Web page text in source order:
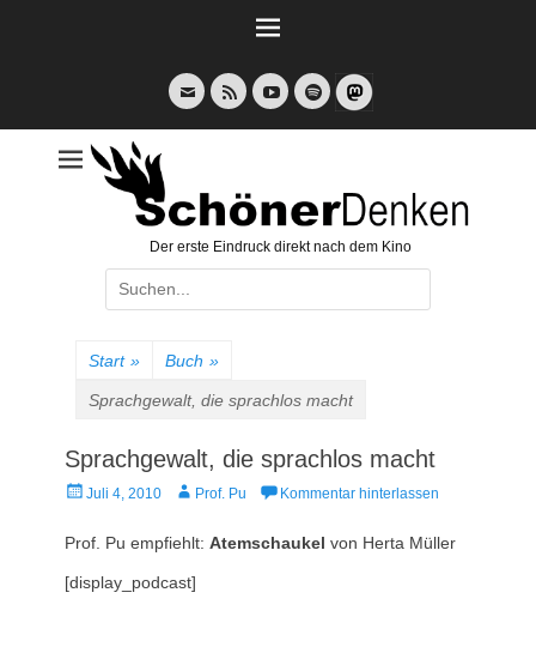
E-
Mail
Feed YouTubeSpotify
Der erste Eindruck direkt nach dem Kino
Suche
nach:
Start » Buch »
Sprachgewalt, die sprachlos macht
Sprachgewalt, die sprachlos macht
Veröffentlicht
Juli 4, 2010 AutorProf. Pu Kommentar hinterlassen
Prof. Pu empfiehlt: Atemschaukel von Herta Müller
[display_podcast]